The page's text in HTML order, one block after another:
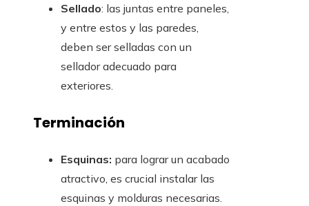
Sellado: las juntas entre paneles,
y entre estos y las paredes,
deben ser selladas con un
sellador adecuado para
exteriores.
Terminación
Esquinas: para lograr un acabado
atractivo, es crucial instalar las
esquinas y molduras necesarias.